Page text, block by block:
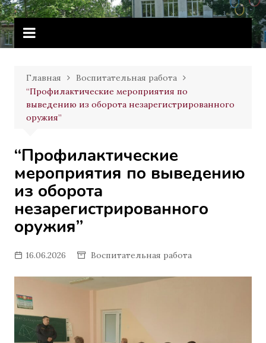
Перейти
к
содержимому
Витебское государственное
училище олимпийского резерва
Главная
Воспитательная работа
“Профилактические мероприятия по
выведению из оборота незарегистрированного
оружия”
“Профилактические
мероприятия по выведению
из оборота
незарегистрированного
оружия”
16.06.2026 Воспитательная работа